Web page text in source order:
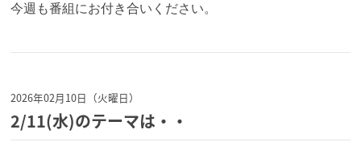
今週も番組にお付き合いください。
2026年02月10日（火曜日）
2/11(水)のテーマは・・